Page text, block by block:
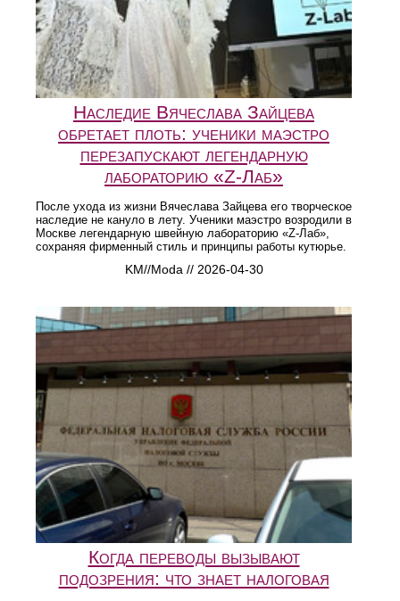
Наследие Вячеслава Зайцева
обретает плоть: ученики маэстро
перезапускают легендарную
лабораторию «Z-Лаб»
После ухода из жизни Вячеслава Зайцева его творческое
наследие не кануло в лету. Ученики маэстро возродили в
Москве легендарную швейную лабораторию «Z-Лаб»,
сохраняя фирменный стиль и принципы работы кутюрье.
KM//Moda // 2026-04-30
Когда переводы вызывают
подозрения: что знает налоговая